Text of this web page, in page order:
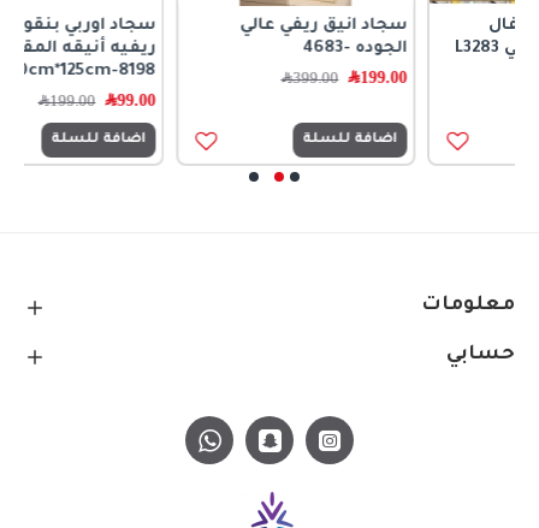
سجاد انيق ريفي عالي
الجوده -4683
399.00﷼
اضافة للسلة
سجاد اوربي بنقوش ورود
ريفيه أنيقه المقاس
70cm*125cm-8198
199.00﷼
اضافة للسلة
معلومات
حسابي